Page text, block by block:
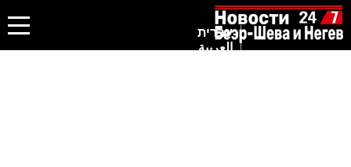
עברית
العربية